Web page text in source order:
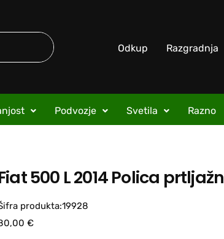
Odkup Razgradnja
Podvozje Svetila Razno
500 L 2014 Polica
produkta:19928
€